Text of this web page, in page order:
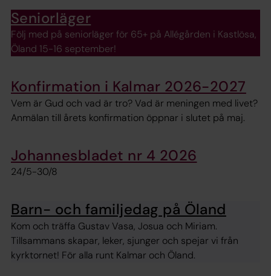
Seniorläger
Följ med på seniorläger för 65+ på Allégården i Kastlösa,
Öland 15-16 september!
Konfirmation i Kalmar 2026-2027
Vem är Gud och vad är tro? Vad är meningen med livet?
Anmälan till årets konfirmation öppnar i slutet på maj.
Johannesbladet nr 4 2026
24/5-30/8
Barn- och familjedag på Öland
Kom och träffa Gustav Vasa, Josua och Miriam.
Tillsammans skapar, leker, sjunger och spejar vi från
kyrktornet! För alla runt Kalmar och Öland.